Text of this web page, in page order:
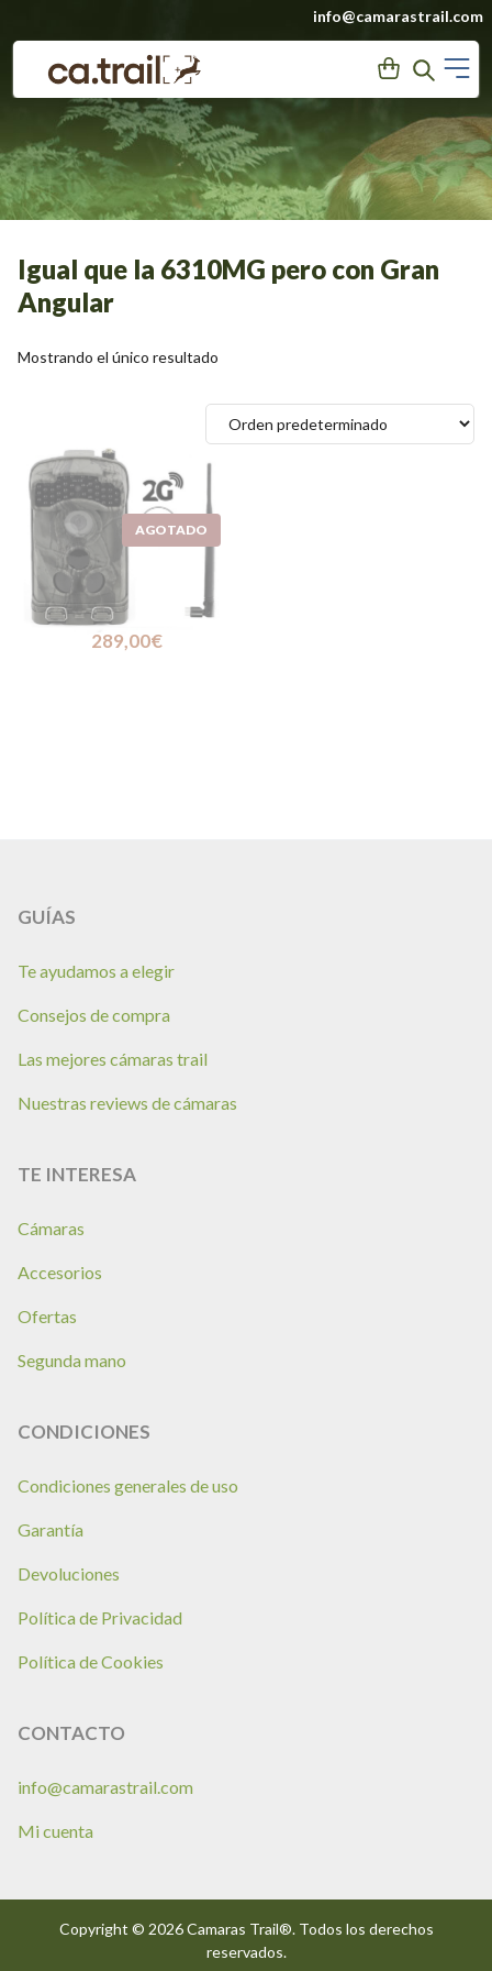
contenido
info@camarastrail.com
User Search
Igual que la 6310MG pero con Gran
Angular
Mostrando el único resultado
LTL ACORN 6210WMG
PLUS, CÁMARA DE CAZA
Y FOTOTRAMPEO
289,00€
GUÍAS
Te ayudamos a elegir
Consejos de compra
Las mejores cámaras trail
Nuestras reviews de cámaras
TE INTERESA
Cámaras
Accesorios
Ofertas
Segunda mano
CONDICIONES
Condiciones generales de uso
Garantía
Devoluciones
Política de Privacidad
Política de Cookies
CONTACTO
info@camarastrail.com
Mi cuenta
Copyright © 2026 Camaras Trail®. Todos los derechos
reservados.